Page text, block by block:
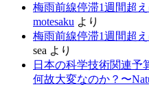
梅雨前線停滞1週間超
motesaku より
梅雨前線停滞1週間超
sea より
日本の科学技術関連予
何故大変なのか？〜